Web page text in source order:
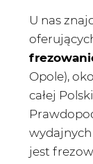
U nas
Opole),
całej
jest